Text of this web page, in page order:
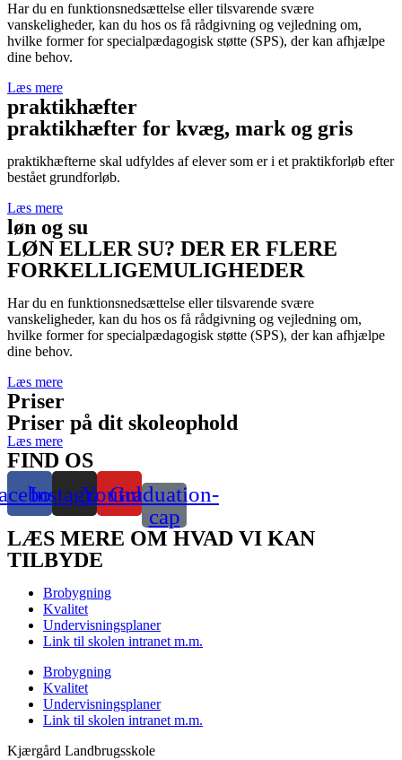
Har du en funktionsnedsættelse eller tilsvarende svære
vanskeligheder, kan du hos os få rådgivning og vejledning om,
hvilke former for specialpædagogisk støtte (SPS), der kan afhjælpe
dine behov.
Læs mere
praktikhæfter
praktikhæfter for kvæg, mark og gris
praktikhæfterne skal udfyldes af elever som er i et praktikforløb efter
bestået grundforløb.
Læs mere
løn og su
LØN ELLER SU? DER ER FLERE
FORKELLIGEMULIGHEDER
Har du en funktionsnedsættelse eller tilsvarende svære
vanskeligheder, kan du hos os få rådgivning og vejledning om,
hvilke former for specialpædagogisk støtte (SPS), der kan afhjælpe
dine behov.
Læs mere
Priser
Priser på dit skoleophold
Læs mere
FIND OS
InstagramYoutube
Graduation-
cap
LÆS MERE OM HVAD VI KAN
TILBYDE
Brobygning
Kvalitet
Undervisningsplaner
Link til skolen intranet m.m.
Brobygning
Kvalitet
Undervisningsplaner
Link til skolen intranet m.m.
Kjærgård Landbrugsskole